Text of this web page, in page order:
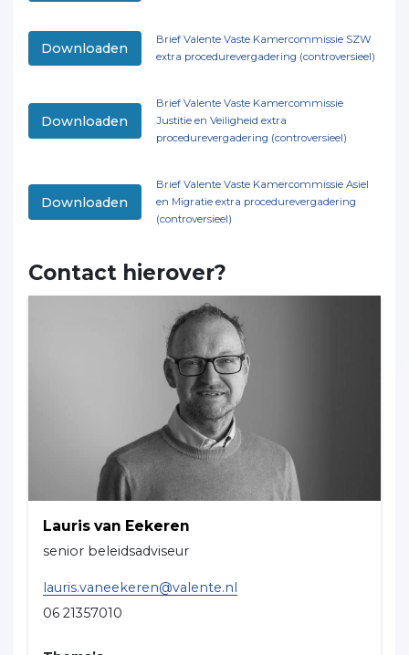
Brief Valente Vaste Kamercommissie SZW
extra procedurevergadering (controversieel)
Downloaden
Brief Valente Vaste Kamercommissie
Justitie en Veiligheid extra
procedurevergadering (controversieel)
Downloaden
Brief Valente Vaste Kamercommissie Asiel
en Migratie extra procedurevergadering
(controversieel)
Downloaden
Contact hierover?
Lauris van Eekeren
senior beleidsadviseur
lauris.vaneekeren@valente.nl
06 21357010